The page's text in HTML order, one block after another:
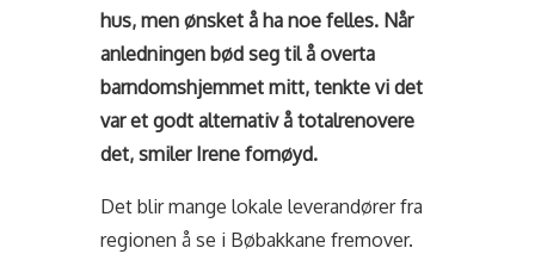
hus, men ønsket å ha noe felles. Når
anledningen bød seg til å overta
barndomshjemmet mitt, tenkte vi det
var et godt alternativ å totalrenovere
det, smiler Irene fornøyd.
Det blir mange lokale leverandører fra
regionen å se i Bøbakkane fremover.